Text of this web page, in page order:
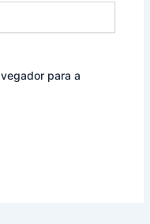
para a